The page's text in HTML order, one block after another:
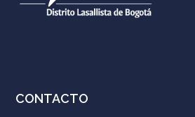
CONTACTO